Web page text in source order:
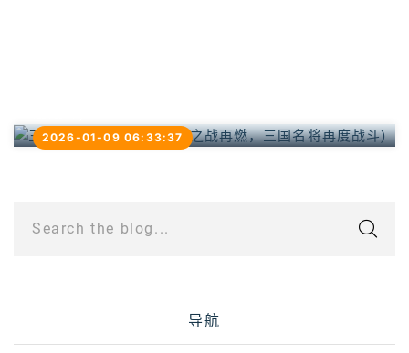
2026-01-09 06:33:37
Search the blog...
导航